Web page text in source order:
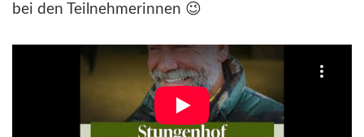
bei den Teilnehmerinnen 😉